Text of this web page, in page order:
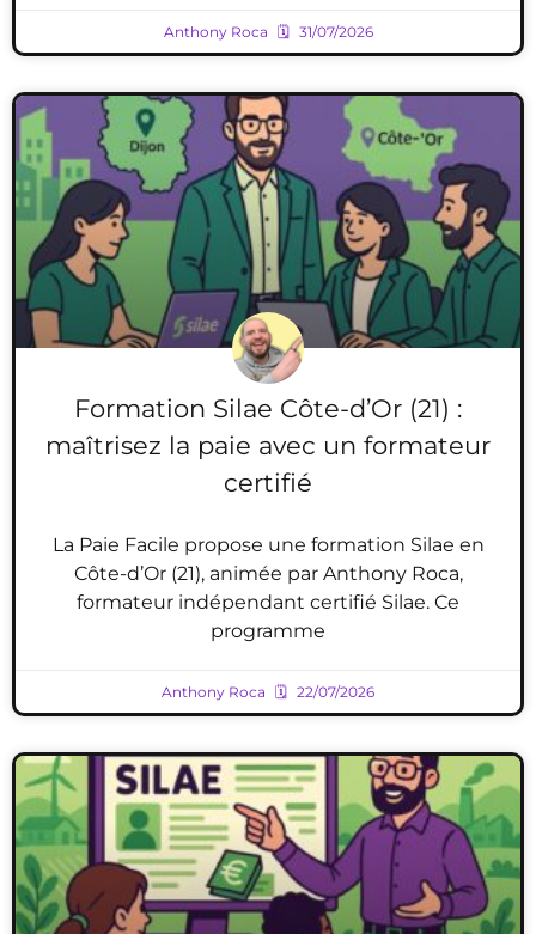
Anthony Roca 31/07/2026
Formation Silae Côte-d’Or (21) :
maîtrisez la paie avec un formateur
certifié
La Paie Facile propose une formation Silae en
Côte-d’Or (21), animée par Anthony Roca,
formateur indépendant certifié Silae. Ce
programme
Anthony Roca 22/07/2026